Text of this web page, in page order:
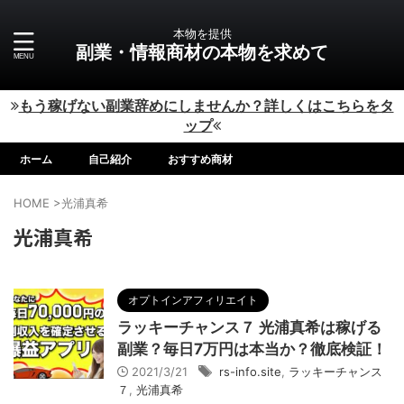
本物を提供
副業・情報商材の本物を求めて
もう稼げない副業辞めにしませんか？詳しくはこちらをタ
ップ
ホーム 自己紹介 おすすめ商材
HOME >光浦真希
光浦真希
オプトインアフィリエイト
ラッキーチャンス７ 光浦真希は稼げる
副業？毎日7万円は本当か？徹底検証！
2021/3/21 rs-info.site
ラッキーチャンス
７
光浦真希